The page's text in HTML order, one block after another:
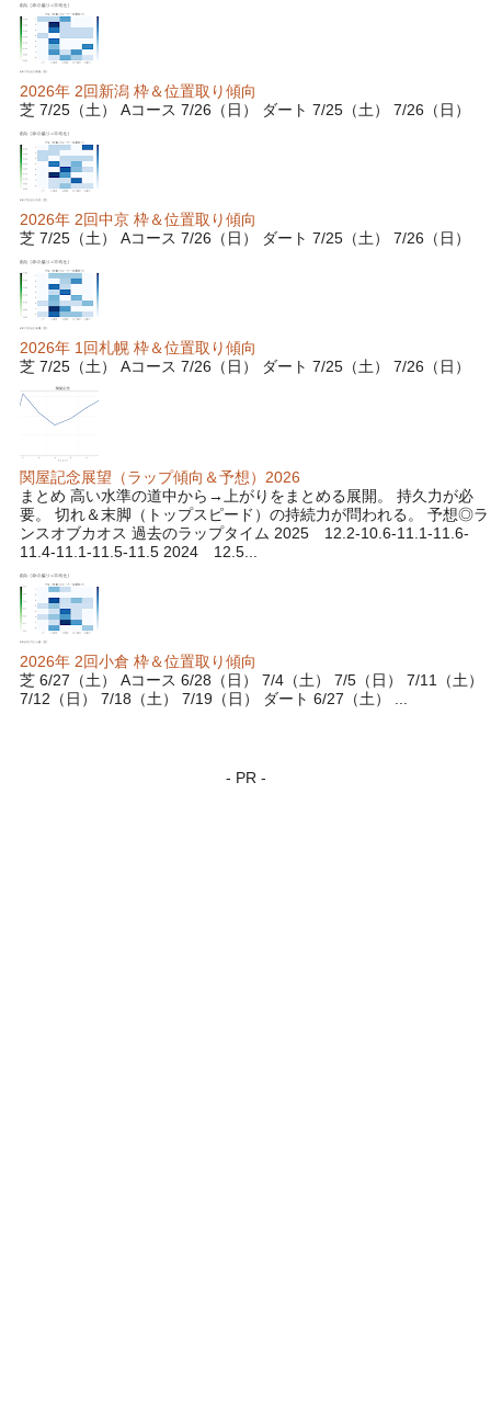
2026年 2回新潟 枠＆位置取り傾向
芝 7/25（土） Aコース 7/26（日） ダート 7/25（土） 7/26（日）
2026年 2回中京 枠＆位置取り傾向
芝 7/25（土） Aコース 7/26（日） ダート 7/25（土） 7/26（日）
2026年 1回札幌 枠＆位置取り傾向
芝 7/25（土） Aコース 7/26（日） ダート 7/25（土） 7/26（日）
関屋記念展望（ラップ傾向＆予想）2026
まとめ 高い水準の道中から→上がりをまとめる展開。 持久力が必
要。 切れ＆末脚（トップスピード）の持続力が問われる。 予想◎ラ
ンスオブカオス 過去のラップタイム 2025 12.2-10.6-11.1-11.6-
11.4-11.1-11.5-11.5 2024 12.5...
2026年 2回小倉 枠＆位置取り傾向
芝 6/27（土） Aコース 6/28（日） 7/4（土） 7/5（日） 7/11（土）
7/12（日） 7/18（土） 7/19（日） ダート 6/27（土） ...
- PR -